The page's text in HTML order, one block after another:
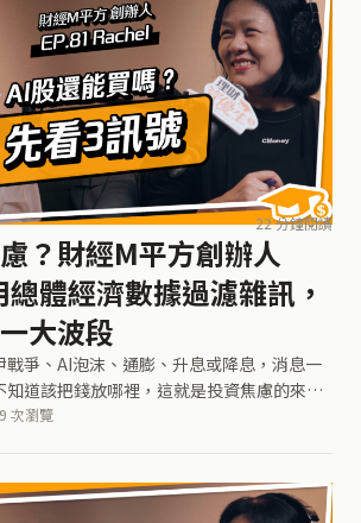
22 分鐘閱讀
？財經M平方創辦人
體經濟數據過濾雜訊，
大波段
爭、AI泡沫、通膨、升息或降息，消息一
道該把錢放哪裡，這就是投資焦慮的來
多、太雜。本集【理財資優生】專訪來
次瀏覽